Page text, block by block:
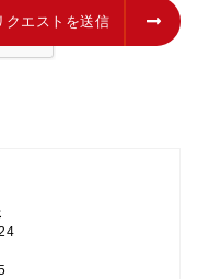
クエストを送信